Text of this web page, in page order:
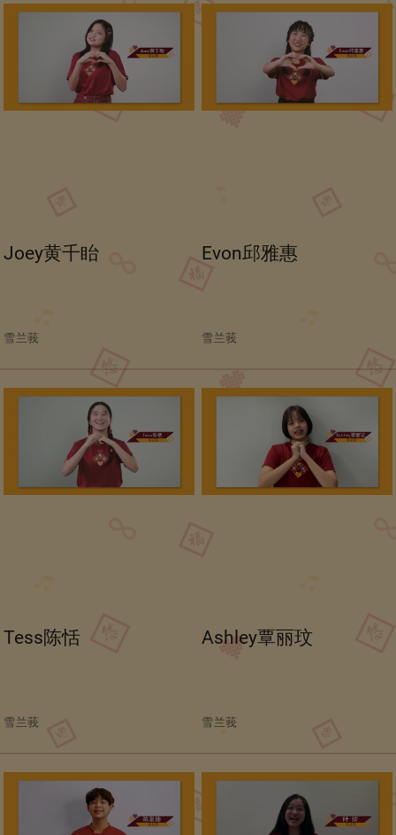
Joey黄千眙
雪兰莪
Evon邱雅惠
雪兰莪
Tess陈恬
雪兰莪
Ashley覃丽玟
雪兰莪